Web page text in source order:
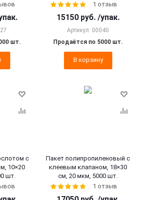
шт.
1 отзыв
15150 руб. /упак.
Артикул: 00040
Продаётся по 5000 шт.
В корзину
с
10×20
шт.
Пакет полипропиленовый с
клеевым клапаном, 18×30
см, 20 мкм, 5000 шт.
1 отзыв